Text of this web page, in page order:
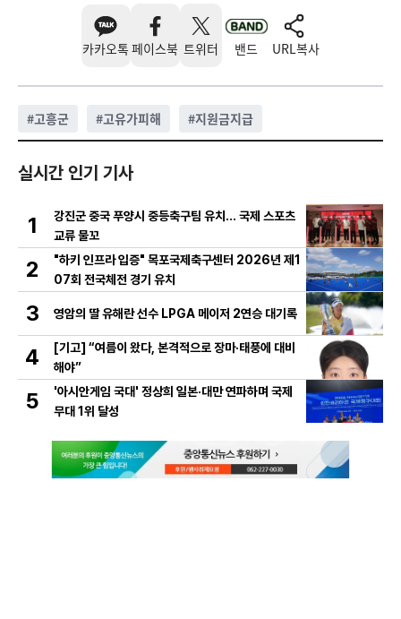
카카오톡 페이스북 트위터 밴드 URL복사
#고흥군 #고유가피해 #지원금지급
실시간 인기 기사
1
강진군 중국 푸양시 중등축구팀 유치… 국제 스포츠
교류 물꼬
2
"하키 인프라 입증" 목포국제축구센터 2026년 제1
07회 전국체전 경기 유치
3 영암의 딸 유해란 선수 LPGA 메이저 2연승 대기록
4
[기고] “여름이 왔다, 본격적으로 장마·태풍에 대비
해야”
5
'아시안게임 국대' 정상희 일본·대만 연파하며 국제
무대 1위 달성